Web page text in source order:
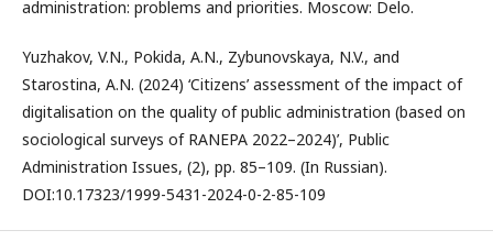
administration: problems and priorities. Moscow: Delo.
Yuzhakov, V.N., Pokida, A.N., Zybunovskaya, N.V., and
Starostina, A.N. (2024) ‘Citizens’ assessment of the impact of
digitalisation on the quality of public administration (based on
sociological surveys of RANEPA 2022–2024)’, Public
Administration Issues, (2), pp. 85–109. (In Russian).
DOI:10.17323/1999-5431-2024-0-2-85-109